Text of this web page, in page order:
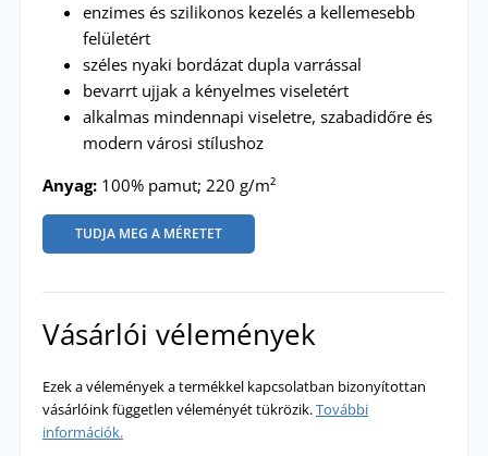
enzimes és szilikonos kezelés a kellemesebb
felületért
széles nyaki bordázat dupla varrással
bevarrt ujjak a kényelmes viseletért
alkalmas mindennapi viseletre, szabadidőre és
modern városi stílushoz
Anyag:100% pamut; 220 g/m²
TUDJA MEG A MÉRETET
Vásárlói vélemények
Ezek a vélemények a termékkel kapcsolatban bizonyítottan
vásárlóink független véleményét tükrözik.További
információk.